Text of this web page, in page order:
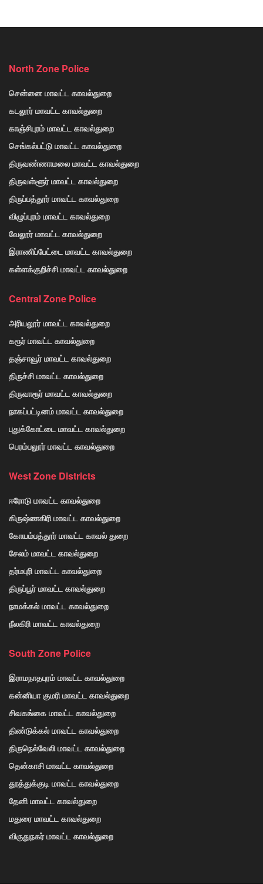
North Zone Police
சென்னை மாவட்ட காவல்துறை
கடலூர் மாவட்ட காவல்துறை
காஞ்சிபுரம் மாவட்ட காவல்துறை
செங்கல்பட்டு மாவட்ட காவல்துறை
திருவண்ணாமலை மாவட்ட காவல்துறை
திருவள்ளூர் மாவட்ட காவல்துறை
திருப்பத்தூர் மாவட்ட காவல்துறை
விழுப்புரம் மாவட்ட காவல்துறை
வேலூர் மாவட்ட காவல்துறை
இராணிப்பேட்டை மாவட்ட காவல்துறை
கள்ளக்குறிச்சி மாவட்ட காவல்துறை
Central Zone Police
அரியலூர் மாவட்ட காவல்துறை
கரூர் மாவட்ட காவல்துறை
தஞ்சாவூர் மாவட்ட காவல்துறை
திருச்சி மாவட்ட காவல்துறை
திருவாரூர் மாவட்ட காவல்துறை
நாகப்பட்டினம் மாவட்ட காவல்துறை
புதுக்கோட்டை மாவட்ட காவல்துறை
பெரம்பலூர் மாவட்ட காவல்துறை
West Zone Districts
ஈரோடு மாவட்ட காவல்துறை
கிருஷ்ணகிரி மாவட்ட காவல்துறை
கோயம்பத்தூர் மாவட்ட காவல் துறை
சேலம் மாவட்ட காவல்துறை
தர்மபுரி மாவட்ட காவல்துறை
திருப்பூர் மாவட்ட காவல்துறை
நாமக்கல் மாவட்ட காவல்துறை
நீலகிரி மாவட்ட காவல்துறை
South Zone Police
இராமநாதபுரம் மாவட்ட காவல்துறை
கன்னியா குமரி மாவட்ட காவல்துறை
சிவகங்கை மாவட்ட காவல்துறை
திண்டுக்கல் மாவட்ட காவல்துறை
திருநெல்வேலி மாவட்ட காவல்துறை
தென்காசி மாவட்ட காவல்துறை
தூத்துக்குடி மாவட்ட காவல்துறை
தேனி மாவட்ட காவல்துறை
மதுரை மாவட்ட காவல்துறை
விருதுநகர் மாவட்ட காவல்துறை